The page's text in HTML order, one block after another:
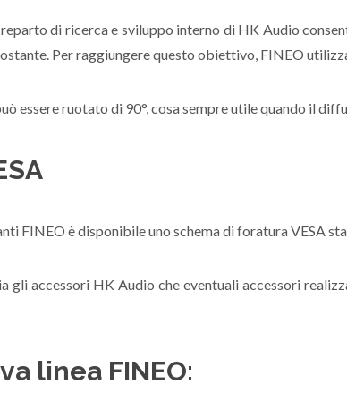
di ricerca e sviluppo interno di HK Audio
Per raggiungere questo obiettivo, FINEO
essere ruotato di 90°, cosa sempre utile quando il
FINEO è disponibile uno schema di foratura VESA
gli accessori HK Audio che eventuali accessori
linea FINEO: